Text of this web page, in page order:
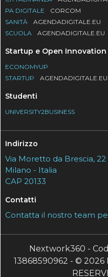
PA DIGITALE
CORCOM
SANITÀ
AGENDADIGITALE.EU
SCUOLA
AGENDADIGITALE.EU
Startup e Open Innovation
ECONOMYUP
STARTUP
AGENDADIGITALE.EU
Studenti
UNIVERSITY2BUSINESS
Indirizzo
Via Moretto da Brescia, 22
Milano - Italia
CAP 20133
Contatti
Contatta il nostro team
Nextwork360 -
13868590962 - © 2026